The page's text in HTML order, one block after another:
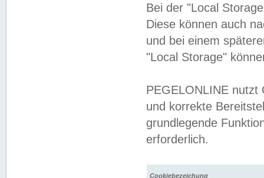
Bei der "Local
Diese können auch
und bei einem
"Local Storage"
PEGELONLINE nutzt
und korrekte
grundlegende
erforderlich.
Cookiebezeichung